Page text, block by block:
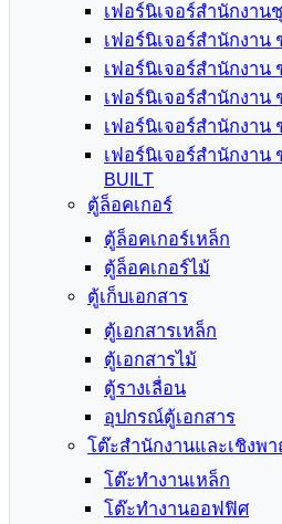
เฟอร์นิเจอร์สำนักงาน
เฟอร์นิเจอร์สำนักงาน
เฟอร์นิเจอร์สำนักงาน
เฟอร์นิเจอร์สำนักงาน
เฟอร์นิเจอร์สำนักงาน
เฟอร์นิเจอร์สำนักงาน
BUILT
ตู้ล็อคเกอร์
ตู้ล็อคเกอร์เหล็ก
ตู้ล็อคเกอร์ไม้
ตู้เก็บเอกสาร
ตู้เอกสารเหล็ก
ตู้เอกสารไม้
ตู้รางเลื่อน
อุปกรณ์ตู้เอกสาร
โต๊ะสำนักงานและเชิงพ
โต๊ะทำงานเหล็ก
โต๊ะทำงานออฟฟิศ